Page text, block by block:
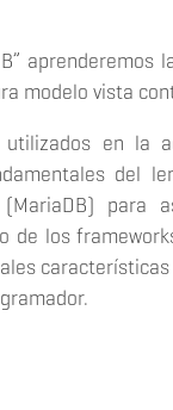
aprenderemos
modelo vista
en la
del
para
de los